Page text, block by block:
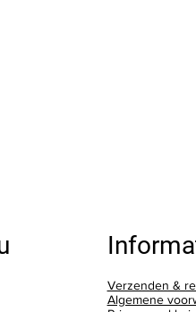
Verzenden &
Algemene